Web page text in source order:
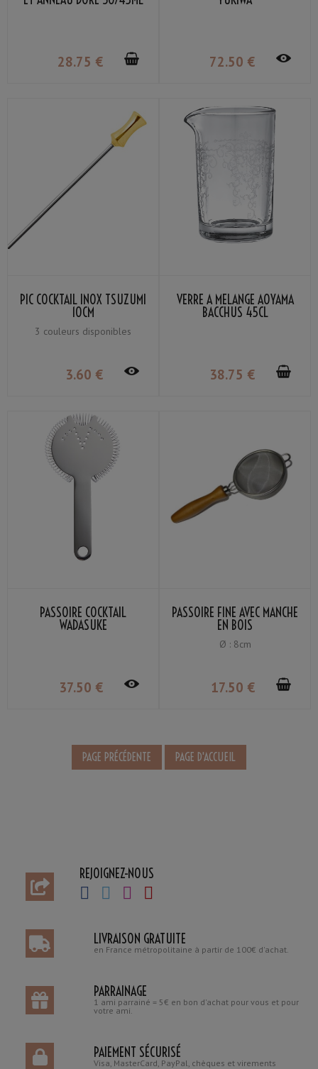
28.75 € 72.50 €
PIC COCKTAIL INOX TSUZUMI
10CM
3 couleurs disponibles
3.60 €
VERRE À MÉLANGE AOYAMA
BACCHUS 45CL
38.75 €
PASSOIRE COCKTAIL
WADASUKE
37.50 €
PASSOIRE FINE AVEC MANCHE
EN BOIS
Ø : 8cm
17.50 €
REJOIGNEZ-NOUS
LIVRAISON GRATUITE
en France métropolitaine à partir de 100€ d'achat.
PARRAINAGE
1 ami parrainé = 5€ en bon d'achat pour vous et pour
votre ami.
PAIEMENT SÉCURISÉ
Visa, MasterCard, PayPal, chèques et virements